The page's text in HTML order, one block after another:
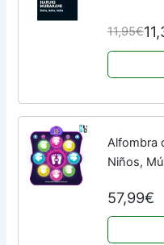
11,95€
Alfombra
Niños,
Navidad...
57,99€